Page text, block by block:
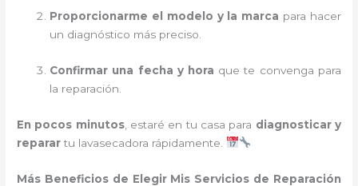
Proporcionarme el modelo y la marca para hacer
un diagnóstico más preciso.
Confirmar una fecha y hora que te convenga para
la reparación.
En pocos minutos, estaré en tu casa para diagnosticar y
reparartu lavasecadora rápidamente.
Más Beneficios de Elegir Mis Servicios de Reparación